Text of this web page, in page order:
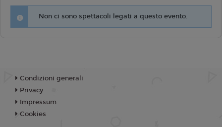
Non ci sono spettacoli legati a questo evento.
Condizioni generali
Privacy
Impressum
Cookies